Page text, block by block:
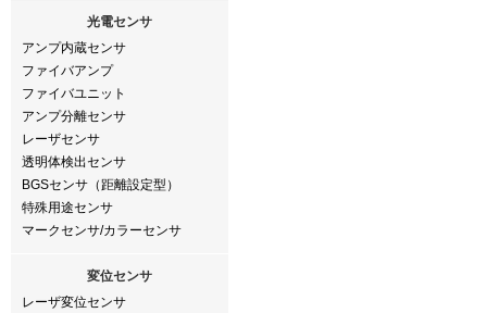
光電センサ
アンプ内蔵センサ
ファイバアンプ
ファイバユニット
アンプ分離センサ
レーザセンサ
透明体検出センサ
BGSセンサ（距離設定型）
特殊用途センサ
マークセンサ/カラーセンサ
変位センサ
レーザ変位センサ